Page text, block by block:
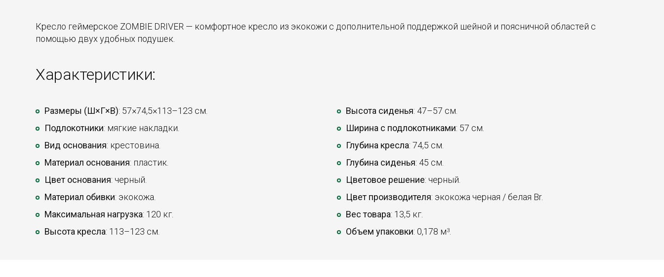
Кресло геймерское ZOMBIE DRIVER — комфортное кресло из экокожи с дополнительной поддержкой шейной и поясничной областей с
помощью двух удобных подушек.
Характеристики:
Размеры (Ш×Г×В): 57×74,5×113–123 см.
Подлокотники: мягкие накладки.
Вид основания: крестовина.
Материал основания: пластик.
Цвет основания: черный.
Материал обивки: экокожа.
Максимальная нагрузка: 120 кг.
Высота кресла: 113–123 см.
Высота сиденья: 47–57 см.
Ширина с подлокотниками: 57 см.
Глубина кресла: 74,5 см.
Глубина сиденья: 45 см.
Цветовое решение: черный.
Цвет производителя: экокожа черная / белая Br.
Вес товара: 13,5 кг.
Объем упаковки: 0,178 м3